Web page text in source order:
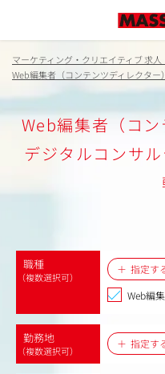
マーケティング・クリエイティブ 求
Web編集者（コンテンツディレクタ
Web編集者（コ
デジタルコンサ
職種
（複数選択可）
指定す
Web編
勤務地
（複数選択可）
指定す